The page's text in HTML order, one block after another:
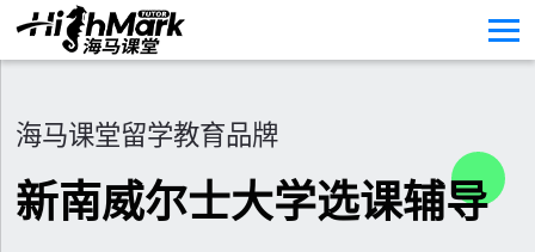
海马课堂留学教育品牌
新南威尔士大学选课辅导